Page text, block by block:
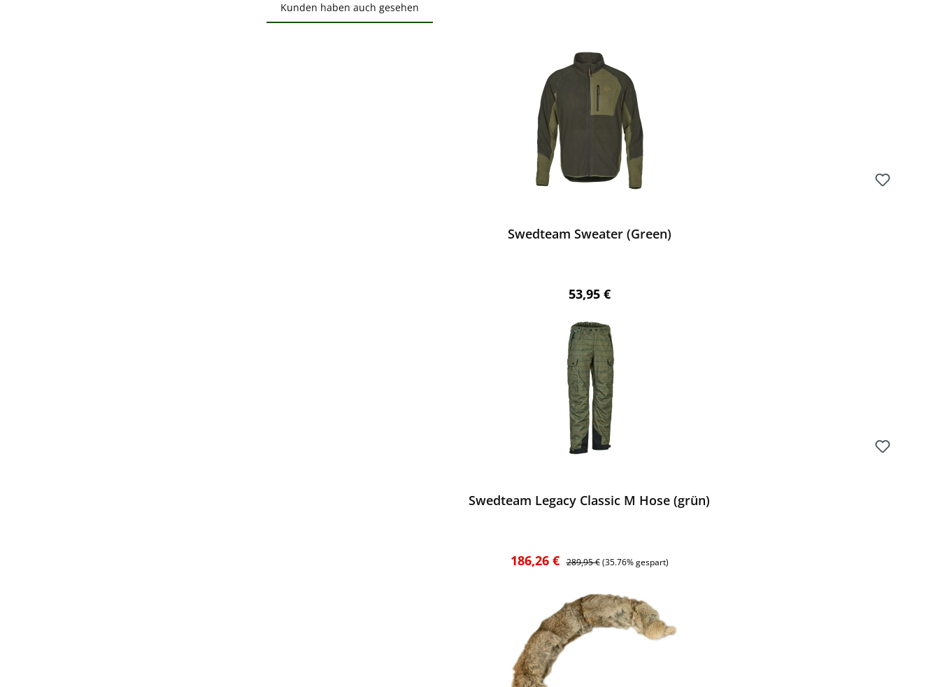
Kunden haben auch gesehen
Swedteam Sweater (Green)
Regulärer Preis:
53,95 €
Swedteam Legacy Classic M Hose (grün)
Verkaufspreis:
186,26 € Regulärer Preis:
289,95 € (35.76% gespart)